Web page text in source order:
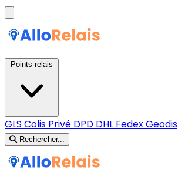
GLS Colis Privé DPD DHL FedexGeodis
Rechercher...